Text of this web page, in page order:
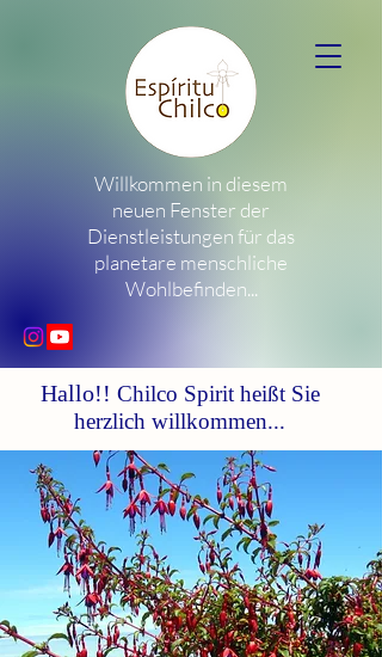
Willkommen in diesem
neuen Fenster der
Dienstleistungen für das
planetare menschliche
Wohlbefinden...
Hallo!! Chilco Spirit heißt Sie
herzlich willkommen...